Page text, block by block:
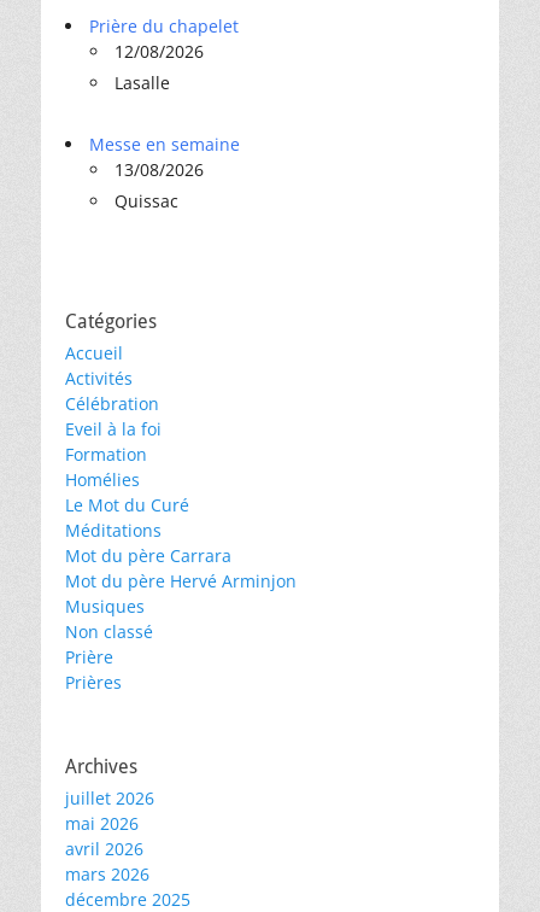
Prière du chapelet
12/08/2026
Lasalle
Messe en semaine
13/08/2026
Quissac
Catégories
Accueil
Activités
Célébration
Eveil à la foi
Formation
Homélies
Le Mot du Curé
Méditations
Mot du père Carrara
Mot du père Hervé Arminjon
Musiques
Non classé
Prière
Prières
Archives
juillet 2026
mai 2026
avril 2026
mars 2026
décembre 2025